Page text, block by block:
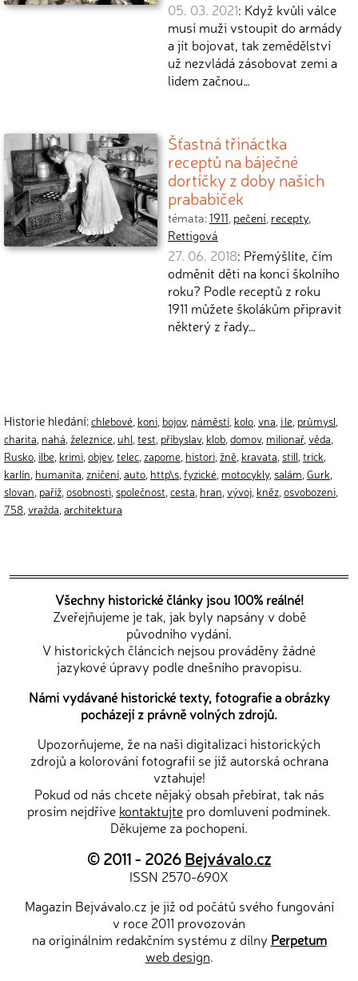
05. 03. 2021: Když kvůli válce
musí muži vstoupit do armády
a jít bojovat, tak zemědělství
už nezvládá zásobovat zemi a
lidem začnou…
Šťastná třináctka
receptů na báječné
dortíčky z doby našich
prababiček
témata:1911, pečení, recepty,
Rettigová
27. 06. 2018: Přemýšlíte, čím
odměnit děti na konci školního
roku? Podle receptů z roku
1911 můžete školákům připravit
některý z řady…
Historie hledání:chlebové koni bojov, náměstí kolo vna i le průmysl
charita nahá železnice uhl test přibyslav, klob domov, milionař, věda
Rusko ilbe krimi objev, telec zapome histori žně kravata still trick
karlín humanita zničení auto http\s fyzické motocykly, salám Gurk
slovan paříž osobnosti společnost cesta hran vývoj kněz osvobozeni
758 vražda architektura
Všechny historické články jsou 100% reálné!
Zveřejňujeme je tak, jak byly napsány v době
původního vydání.
V historických článcích nejsou prováděny žádné
jazykové úpravy podle dnešního pravopisu.
Námi vydávané historické texty, fotografie a obrázky
pocházejí z právně volných zdrojů.
Upozorňujeme, že na naši digitalizaci historických
zdrojů a kolorování fotografií se již autorská ochrana
vztahuje!
Pokud od nás chcete nějaký obsah přebírat, tak nás
prosím nejdříve kontaktujte pro domluvení podmínek.
Děkujeme za pochopení.
© 2011 - 2026Bejvávalo.cz
ISSN 2570-690X
Magazín Bejvávalo.cz je již od počátů svého fungování
v roce 2011 provozován
na originálním redakčním systému z dílny Perpetum
web design.